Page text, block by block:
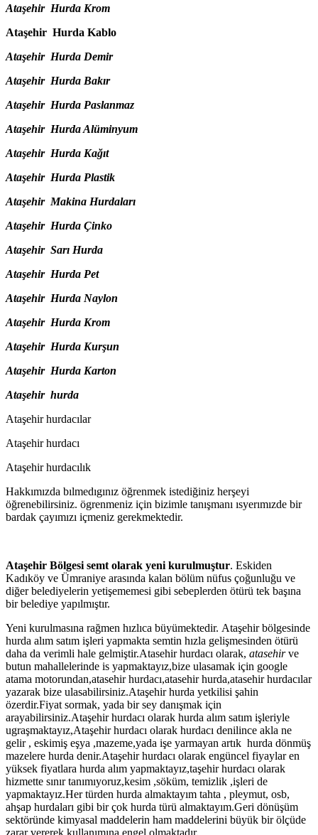
Ataşehir Hurda Krom
Ataşehir Hurda Kablo
Ataşehir Hurda Demir
Ataşehir Hurda Bakır
Ataşehir Hurda Paslanmaz
Ataşehir Hurda Alüminyum
Ataşehir Hurda Kağıt
Ataşehir Hurda Plastik
Ataşehir Makina Hurdaları
Ataşehir Hurda Çinko
Ataşehir Sarı Hurda
Ataşehir Hurda Pet
Ataşehir Hurda Naylon
Ataşehir Hurda Krom
Ataşehir Hurda Kurşun
Ataşehir Hurda Karton
Ataşehir hurda
Ataşehir hurdacılar
Ataşehir hurdacı
Ataşehir hurdacılık
Hakkımızda bılmedıgınız öğrenmek istediğiniz herşeyi
öğrenebilirsiniz. ögrenmeniz için bizimle tanışmanı ısyerımızde bir
bardak çayımızı içmeniz gerekmektedir.
Ataşehir Bölgesi semt olarak yeni kurulmuştur. Eskiden
Kadıköy ve Ümraniye arasında kalan bölüm nüfus çoğunluğu ve
diğer belediyelerin yetişememesi gibi sebeplerden ötürü tek başına
bir belediye yapılmıştır.
Yeni kurulmasına rağmen hızlıca büyümektedir. Ataşehir bölgesinde
hurda alım satım işleri yapmakta semtin hızla gelişmesinden ötürü
daha da verimli hale gelmiştir.Atasehir hurdacı olarak, atasehirve
butun mahallelerinde is yapmaktayız,bize ulasamak için google
atama motorundan,atasehir hurdacı,atasehir hurda,atasehir hurdacılar
yazarak bize ulasabilirsiniz.Ataşehir hurda yetkilisi şahin
özerdir.Fiyat sormak, yada bir sey danışmak için
arayabilirsiniz.Ataşehir hurdacı olarak hurda alım satım işleriyle
ugraşmaktayız,Ataşehir hurdacı olarak hurdacı denilince akla ne
gelir , eskimiş eşya ,mazeme,yada işe yarmayan artık hurda dönmüş
mazelere hurda denir.Ataşehir hurdacı olarak engüncel fiyaylar en
yüksek fiyatlara hurda alım yapmaktayız,taşehir hurdacı olarak
hizmette sınır tanımıyoruz,kesim ,söküm, temizlik ,işleri de
yapmaktayız.Her türden hurda almaktayım tahta , pleymut, osb,
ahşap hurdaları gibi bir çok hurda türü almaktayım.Geri dönüşüm
sektöründe kimyasal maddelerin ham maddelerini büyük bir ölçüde
zarar vererek kullanımına engel olmaktadır.